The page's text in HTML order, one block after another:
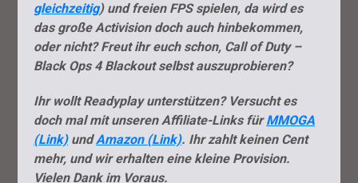
gleichzeitig) und freien FPS spielen, da wird es
das große Activision doch auch hinbekommen,
oder nicht? Freut ihr euch schon, Call of Duty –
Black Ops 4 Blackout selbst auszuprobieren?
Ihr wollt Readyplay unterstützen? Versucht es
doch mal mit unseren Affiliate-Links fürMMOGA
(Link)undAmazon (Link). Ihr zahlt keinen Cent
mehr, und wir erhalten eine kleine Provision.
Vielen Dank im Voraus.